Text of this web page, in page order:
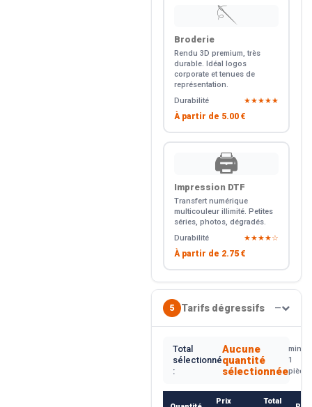
🪡
Broderie
Rendu 3D premium, très
durable. Idéal logos
corporate et tenues de
représentation.
Durabilité
★★★★★
À partir de 5.00 €
🖨️
Impression DTF
Transfert numérique
multicouleur illimité. Petites
séries, photos, dégradés.
Durabilité
★★★★☆
À partir de 2.75 €
5 Tarifs dégressifs —
Total
sélectionné
:
Aucune
quantité
sélectionnée
min.
1
pièce
Prix Total